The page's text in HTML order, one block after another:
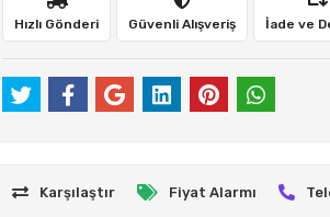
Hızlı Gönderi Güvenli Alışveriş İade ve
Karşılaştır Fiyat Alarmı